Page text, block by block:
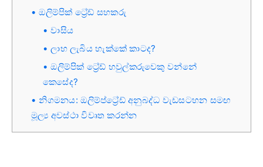
ඔලිම්පික් ට්‍රේඩ් සහකරු
වාසිය
ලාභ ලැබිය හැක්කේ කාටද?
ඔලිම්පික් ට්‍රේඩ් හවුල්කරුවෙකු වන්නේ
කෙසේද?
නිගමනය: ඔලිම්ප්ට්‍රේඩ් අනුබද්ධ වැඩසටහන සමඟ
මූල්‍ය අවස්ථා විවෘත කරන්න